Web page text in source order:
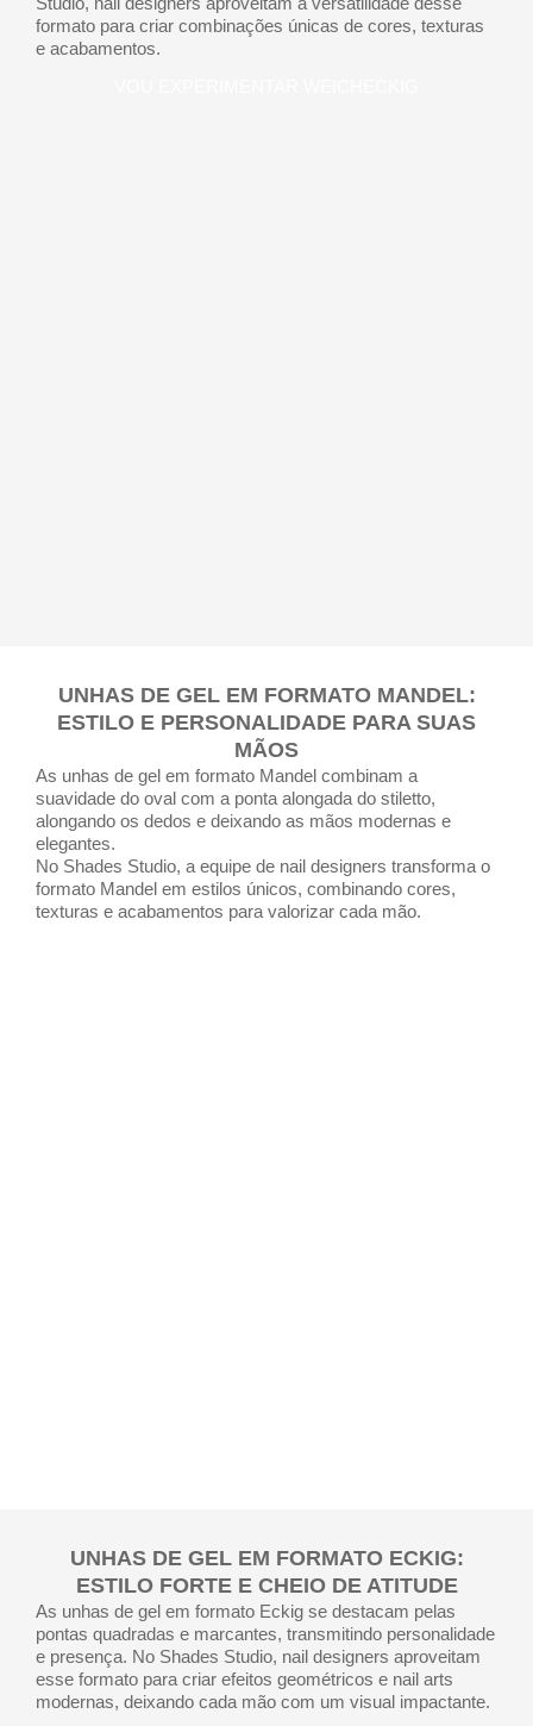
formato para criar combinações únicas de cores, texturas
e acabamentos.
UNHAS DE GEL EM FORMATO MANDEL:
ESTILO E PERSONALIDADE PARA SUAS
MÃOS
As unhas de gel em formato Mandel combinam a
suavidade do oval com a ponta alongada do stiletto,
alongando os dedos e deixando as mãos modernas e
elegantes.
No Shades Studio, a equipe de nail designers transforma o
formato Mandel em estilos únicos, combinando cores,
texturas e acabamentos para valorizar cada mão.
UNHAS DE GEL EM FORMATO ECKIG:
ESTILO FORTE E CHEIO DE ATITUDE
As unhas de gel em formato Eckig se destacam pelas
pontas quadradas e marcantes, transmitindo personalidade
e presença. No Shades Studio, nail designers aproveitam
esse formato para criar efeitos geométricos e nail arts
modernas, deixando cada mão com um visual impactante.